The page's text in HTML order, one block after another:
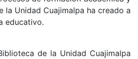
la Unidad Cuajimalpa ha creado a
educativo.
de la Unidad Cuajimalpa